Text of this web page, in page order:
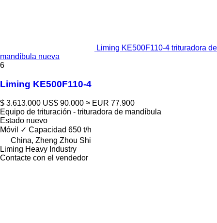
Liming KE500F110-4 trituradora de
mandíbula nueva
6
Liming KE500F110-4
$ 3.613.000 US$ 90.000 ≈ EUR 77.900
Equipo de trituración - trituradora de mandíbula
Estado nuevo
Móvil
✓ Capacidad 650 t/h
China, Zheng Zhou Shi
Liming Heavy Industry
Contacte con el vendedor